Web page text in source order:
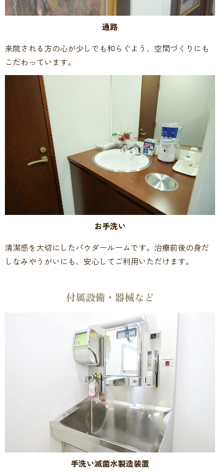
通路
来院される方の心が少しでも和らぐよう、空間づくりにも
こだわっています。
お手洗い
清潔感を大切にしたパウダールームです。治療前後の身だ
しなみやうがいにも、安心してご利用いただけます。
付属設備・器械など
手洗い滅菌水製造装置